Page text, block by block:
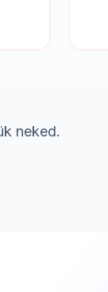
neked.